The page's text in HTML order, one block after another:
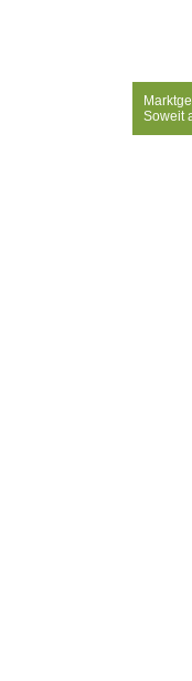
Soweit